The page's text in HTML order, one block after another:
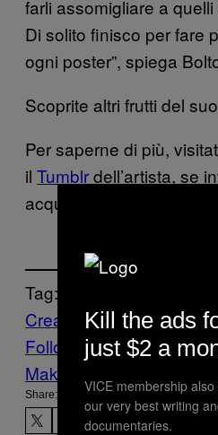
farli assomigliare a
Di solito finisco per fare
ogni poster”, spiega
Scoprite altri frutti del
Per saperne di più,
il Tumblrdell’artista, se
acquistare i suoi poster li
Tag:
Creators Poster Wes
Follow Us On Discover
Make Us Preferred In
Share:
Kill the ads
just $2 a
VICE membership
our very best writing
documentaries.